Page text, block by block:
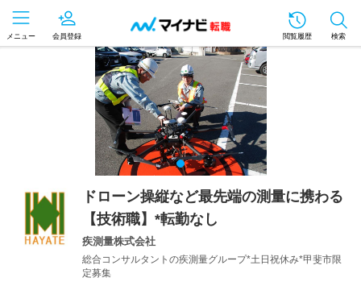
メニュー 会員登録 閲覧履歴 検索
ドローン操縦など最先端の測量に携わる
【技術職】*転勤なし
疾測量株式会社
総合コンサルタントの疾測量グループ*土日祝休み*甲斐市限
定募集